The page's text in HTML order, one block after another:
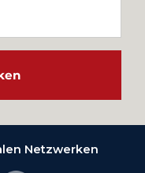
Netzwerken